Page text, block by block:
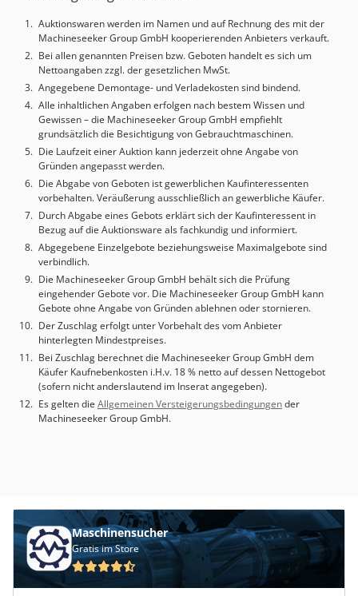
Spindelmotors:15’000 W, Spindelnase:HSKA63, Anzahl
der Steckplätze im Werkzeugmagazin:20, Art des
Eingangsstroms:Drehstrom, Ausstattung:
Dokumentation/Handbuch, Drehzahl stufenlos
einstellbar, Hochpräzise vertikale CNC für Formen- und
Werkzeugbau, aktiv gekühlter Rahmen und Spindel. 0,1 μm
Steuerung, 4 Nachkommastellen. Vollausstattung inklusive
Renishaw, Spindelluft, Laservermessung usw. Ausführliche
Liste, einschließlich Softwareoptionen und Zubehör, siehe
beigefügtes PDF. Gereinigt und sofort installationsbereit.
Alle Prüfungen möglich (auf Kosten des Käufers, Maschine
lagernd), auf Wunsch kann Okuma einen Prüfbericht
erstellen. Neupreis lag bei 300.000 €, also zum halben
Preis eine neuwertige Maschine mit nur 930 Stunden!
Csdjwzzrkjpfx Aidsrf
Auktionswaren werden im Namen und auf Rechnung des mit der
Machineseeker Group GmbH kooperierenden Anbieters verkauft.
Bei allen genannten Preisen bzw. Geboten handelt es sich um
Nettoangaben zzgl. der gesetzlichen MwSt.
Angegebene Demontage- und Verladekosten sind bindend.
Alle inhaltlichen Angaben erfolgen nach bestem Wissen und
Gewissen – die Machineseeker Group GmbH empfiehlt
grundsätzlich die Besichtigung von Gebrauchtmaschinen.
Die Laufzeit einer Auktion kann jederzeit ohne Angabe von
Gründen angepasst werden.
Die Abgabe von Geboten ist gewerblichen Kaufinteressenten
vorbehalten. Veräußerung ausschließlich an gewerbliche Käufer.
Durch Abgabe eines Gebots erklärt sich der Kaufinteressent in
Bezug auf die Auktionsware als fachkundig und informiert.
Abgegebene Einzelgebote beziehungsweise Maximalgebote sind
verbindlich.
Die Machineseeker Group GmbH behält sich die Prüfung
eingehender Gebote vor. Die Machineseeker Group GmbH kann
Gebote ohne Angabe von Gründen ablehnen oder stornieren.
Der Zuschlag erfolgt unter Vorbehalt des vom Anbieter
hinterlegten Mindestpreises.
Bei Zuschlag berechnet die Machineseeker Group GmbH dem
Käufer Kaufnebenkosten i.H.v. 18 % netto auf dessen Nettogebot
(sofern nicht anderslautend im Inserat angegeben).
Es gelten die Allgemeinen Versteigerungsbedingungender
Machineseeker Group GmbH.
Maschinensucher
Gratis im Store